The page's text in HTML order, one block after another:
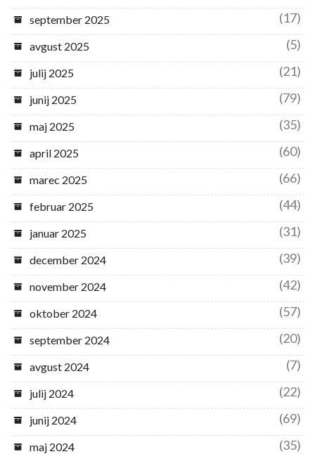
september 2025 (17)
avgust 2025 (5)
julij 2025 (21)
junij 2025 (79)
maj 2025 (35)
april 2025 (60)
marec 2025 (66)
februar 2025 (44)
januar 2025 (31)
december 2024 (39)
november 2024 (42)
oktober 2024 (57)
september 2024 (20)
avgust 2024 (7)
julij 2024 (22)
junij 2024 (69)
maj 2024 (35)